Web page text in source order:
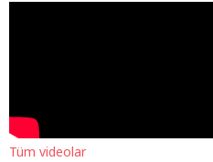
Tüm videolar